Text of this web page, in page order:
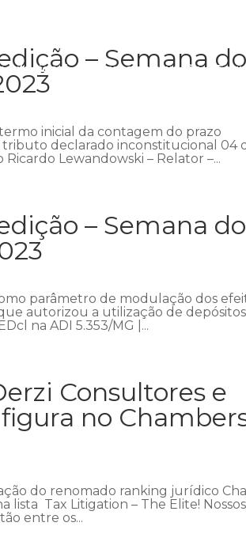
Áreas de atuação
– Semana
inicial da contagem do prazo
declarado inconstitucional 04
Lewandowski – Relator –...
– Semana
parâmetro de modulação dos
autorizou a utilização de
na ADI 5.353/MG |...
Consultores e
no
do renomado ranking jurídico
Tax Litigation – The Elite! Nossos
entre os...